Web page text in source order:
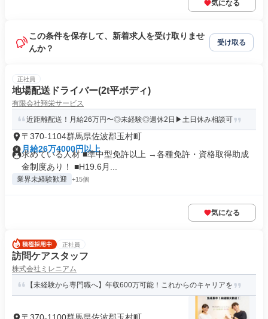
気になる
この条件を保存して、新着求人を受け取りませ
んか？
受け取る
正社員
地場配送ドライバー(2t平ボディ)
有限会社翔栄サービス
近距離配送！月給26万円〜◎未経験◎週休2日▶土日休み相談可
〒370-1104群馬県佐波郡玉村町
月給26万4000円以上
求めている人材 ■準中型免許以上 →各種免許・資格取得助成
金制度あり！ ■H19.6月...
業界未経験歓迎 +15個
気になる
正社員
訪問ケアスタッフ
株式会社ミレニアム
【未経験から専門職へ】年収600万可能！これからのキャリアを